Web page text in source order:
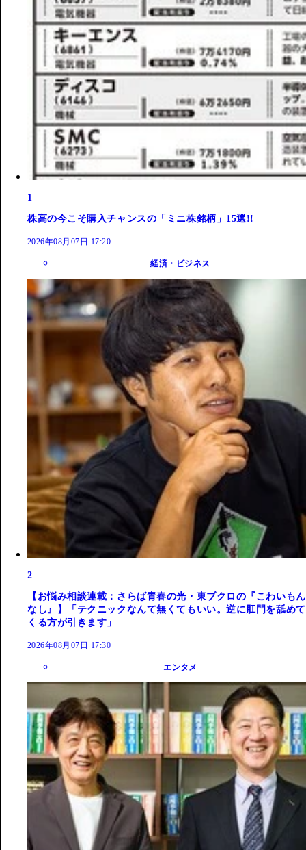
1
株高の今こそ購入チャンスの「ミニ株銘柄」15選!!
2026年08月07日 17:20
経済・ビジネス
2
【お悩み相談連載：さらば青春の光・東ブクロの『こわいもん
なし』】「テクニックなんて無くてもいい。逆に肛門を舐めて
くる方が引きます」
2026年08月07日 17:30
エンタメ